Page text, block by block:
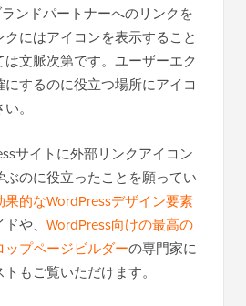
ンドパートナーへのリンクを
にはアイコンを表示すること
文脈次第です。ユーザーエク
するのに役立つ場所にアイコ
。
サイトに外部リンクアイコン
ぶのに役立ったことを願ってい
果的なWordPressデザイン要素
や、 WordPress向けの最高の
ップページビルダーの専門家に
もご覧いただけます。